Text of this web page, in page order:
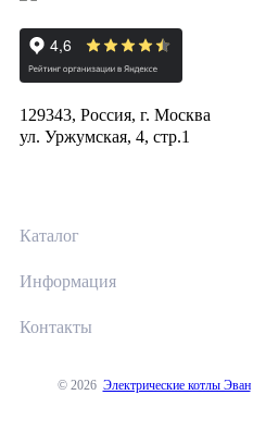
129343, Россия, г. Москва
ул. Уржумская, 4, стр.1
Каталог
Информация
Контакты
© 2026 Электрические котлы Эван